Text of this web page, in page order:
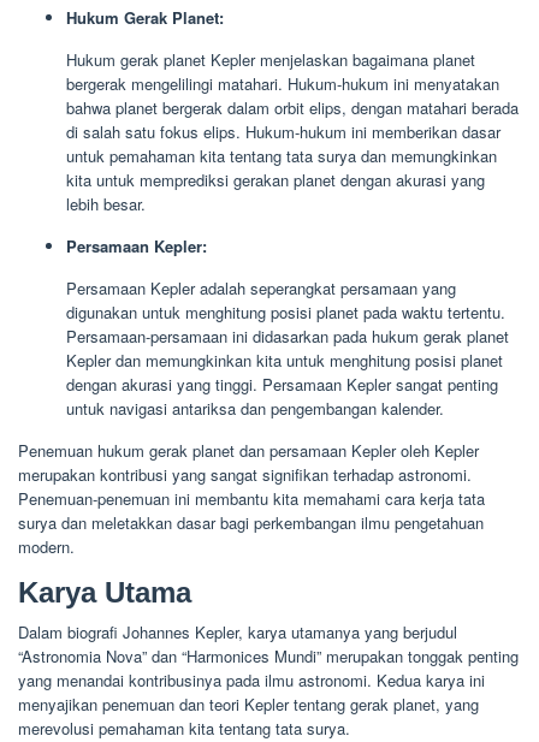
Hukum Gerak Planet:
Hukum gerak planet Kepler menjelaskan bagaimana planet
bergerak mengelilingi matahari. Hukum-hukum ini menyatakan
bahwa planet bergerak dalam orbit elips, dengan matahari berada
di salah satu fokus elips. Hukum-hukum ini memberikan dasar
untuk pemahaman kita tentang tata surya dan memungkinkan
kita untuk memprediksi gerakan planet dengan akurasi yang
lebih besar.
Persamaan Kepler:
Persamaan Kepler adalah seperangkat persamaan yang
digunakan untuk menghitung posisi planet pada waktu tertentu.
Persamaan-persamaan ini didasarkan pada hukum gerak planet
Kepler dan memungkinkan kita untuk menghitung posisi planet
dengan akurasi yang tinggi. Persamaan Kepler sangat penting
untuk navigasi antariksa dan pengembangan kalender.
Penemuan hukum gerak planet dan persamaan Kepler oleh Kepler
merupakan kontribusi yang sangat signifikan terhadap astronomi.
Penemuan-penemuan ini membantu kita memahami cara kerja tata
surya dan meletakkan dasar bagi perkembangan ilmu pengetahuan
modern.
Karya Utama
Dalam biografi Johannes Kepler, karya utamanya yang berjudul
“Astronomia Nova” dan “Harmonices Mundi” merupakan tonggak penting
yang menandai kontribusinya pada ilmu astronomi. Kedua karya ini
menyajikan penemuan dan teori Kepler tentang gerak planet, yang
merevolusi pemahaman kita tentang tata surya.